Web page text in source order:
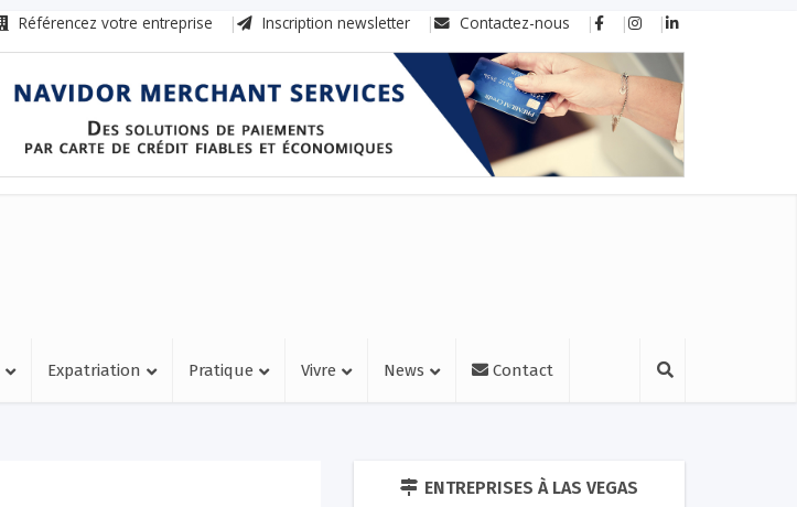
Référencez votre entreprise Inscription newsletter Contactez-nous
Expatriation Pratique Vivre News Contact
ENTREPRISES À LAS VEGAS